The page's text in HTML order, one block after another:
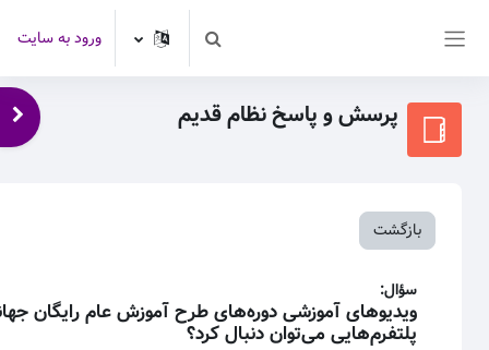
Toggle search inputورود به سایت
پرسش و پاسخ نظام قدیم
بازگشت
سؤال:
ویدیوهای آموزشی دوره‌های طرح آموزش عام رایگان
پلتفرم‌هایی می‌توان دنبال کرد؟